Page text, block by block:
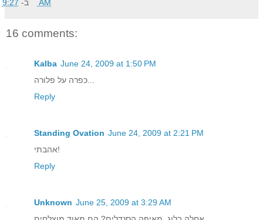
ב- 9:27 AM
16 comments:
Kalba June 24, 2009 at 1:50 PM
Reply
Standing Ovation June 24, 2009 at 2:21 PM
אהבתי!
Reply
Unknown June 25, 2009 at 3:29 AM